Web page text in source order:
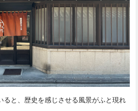
と、歴史を感じさせる風景がふと現れ